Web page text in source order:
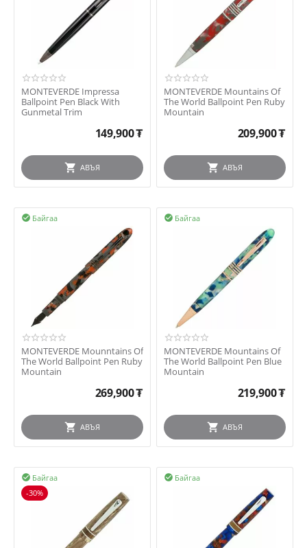
MONTEVERDE Impressa
Ballpoint Pen Black With
Gunmetal Trim
149,900₮
АВЪЯ
MONTEVERDE Mountains Of
The World Ballpoint Pen Ruby
Mountain
209,900₮
АВЪЯ
Байгаа

MONTEVERDE Mounntains Of
The World Ballpoint Pen Ruby
Mountain
269,900₮
АВЪЯ
Байгаа

MONTEVERDE Mountains Of
The World Ballpoint Pen Blue
Mountain
219,900₮
АВЪЯ
Байгаа

-30%
Байгаа
